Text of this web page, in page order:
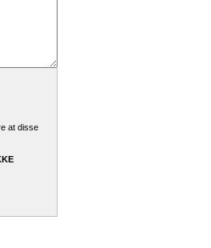
at disse